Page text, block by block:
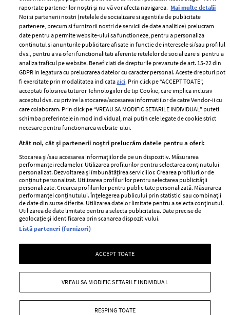
Unul dintre cele mai folosite
aeroporturi din Europa își
închide complet porțile timp
de trei luni. Milioane de
pasageri, afectați
Un vecin instruit poate salva o
viață. Vezi despre ce e vorba
Intră în culisele noii colecții
Vara care te schimbă: cum
transformi fiecare amintire
într-o poveste pe care o porți
raportate partenerilor noștri și nu vă vor afecta navigarea. Mai multe detalii
Noi si partenerii nostri (retelele de socializare si agentiile de publicitate
partenere, precum si furnizorii nostri de servicii de date analitice) prelucram
date pentru a permite website-ului sa functioneze, pentru a personaliza
continutul si anunturile publicitare afisate in functie de interesele si/sau profilul
dvs., pentru a va oferi functionalitati aferente retelelor de socializare si pentru a
analiza traficul pe website. Beneficiati de drepturile prevazute de art. 15-22 din
GDPR in legatura cu prelucrarea datelor cu caracter personal. Aceste drepturi pot
fi exercitate prin modalitatea indicataaici. Prin click pe “ACCEPT TOATE”,
acceptati folosirea tuturor Tehnologiilor de tip Cookie, care implica inclusiv
acceptul dvs. cu privire la stocarea/accesarea informatiilor de catre Vendor-ii cu
care colaboram. Prin click pe “VREAU SA MODIFIC SETARILE INDIVIDUAL” puteti
schimba preferintele in mod individual, mai putin cele legate de cookie strict
necesare pentru functionarea website-ului.
Atât noi, cât și partenerii noștri prelucrăm datele pentru a oferi:
Stocarea și/sau accesarea informațiilor de pe un dispozitiv. Măsurarea
performanței reclamelor. Utilizarea profilurilor pentru selectarea conținutului
personalizat. Dezvoltarea și îmbunătățirea serviciilor. Crearea profilurilor de
conținut personalizat. Utilizarea profilurilor pentru selectarea publicității
personalizate. Crearea profilurilor pentru publicitate personalizată. Măsurarea
performanței conținutului. Înțelegerea publicului prin statistici sau combinații
de date din surse diferite. Utilizarea datelor limitate pentru a selecta conținutul.
Utilizarea de date limitate pentru a selecta publicitatea. Date precise de
geolocație și identificarea prin scanarea dispozitivului.
Listă parteneri (furnizori)
ACCEPT TOATE
RESPING TOATE
VREAU SA MODIFIC SETARILE INDIVIDUAL